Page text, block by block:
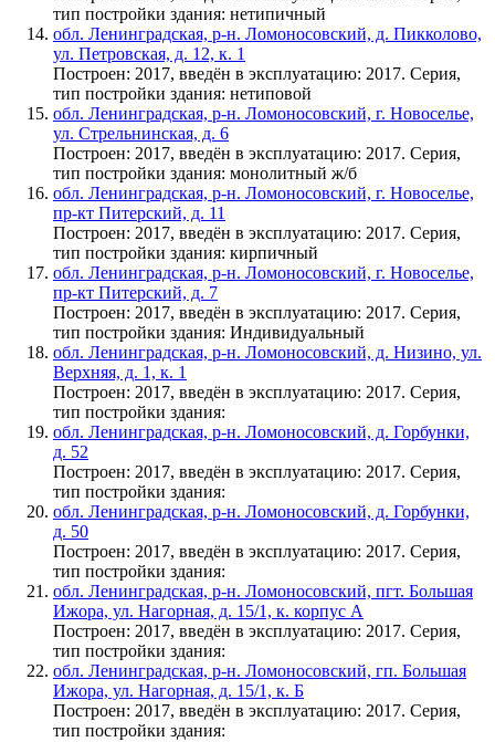
тип постройки здания: нетипичный
обл. Ленинградская, р-н. Ломоносовский, д. Пикколово,
ул. Петровская, д. 12, к. 1
Построен: 2017, введён в эксплуатацию: 2017. Серия,
тип постройки здания: нетиповой
обл. Ленинградская, р-н. Ломоносовский, г. Новоселье,
ул. Стрельнинская, д. 6
Построен: 2017, введён в эксплуатацию: 2017. Серия,
тип постройки здания: монолитный ж/б
обл. Ленинградская, р-н. Ломоносовский, г. Новоселье,
пр-кт Питерский, д. 11
Построен: 2017, введён в эксплуатацию: 2017. Серия,
тип постройки здания: кирпичный
обл. Ленинградская, р-н. Ломоносовский, г. Новоселье,
пр-кт Питерский, д. 7
Построен: 2017, введён в эксплуатацию: 2017. Серия,
тип постройки здания: Индивидуальный
обл. Ленинградская, р-н. Ломоносовский, д. Низино, ул.
Верхняя, д. 1, к. 1
Построен: 2017, введён в эксплуатацию: 2017. Серия,
тип постройки здания:
обл. Ленинградская, р-н. Ломоносовский, д. Горбунки,
д. 52
Построен: 2017, введён в эксплуатацию: 2017. Серия,
тип постройки здания:
обл. Ленинградская, р-н. Ломоносовский, д. Горбунки,
д. 50
Построен: 2017, введён в эксплуатацию: 2017. Серия,
тип постройки здания:
обл. Ленинградская, р-н. Ломоносовский, пгт. Большая
Ижора, ул. Нагорная, д. 15/1, к. корпус А
Построен: 2017, введён в эксплуатацию: 2017. Серия,
тип постройки здания:
обл. Ленинградская, р-н. Ломоносовский, гп. Большая
Ижора, ул. Нагорная, д. 15/1, к. Б
Построен: 2017, введён в эксплуатацию: 2017. Серия,
тип постройки здания: